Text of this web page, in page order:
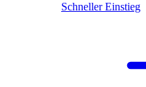
Schneller Einstieg